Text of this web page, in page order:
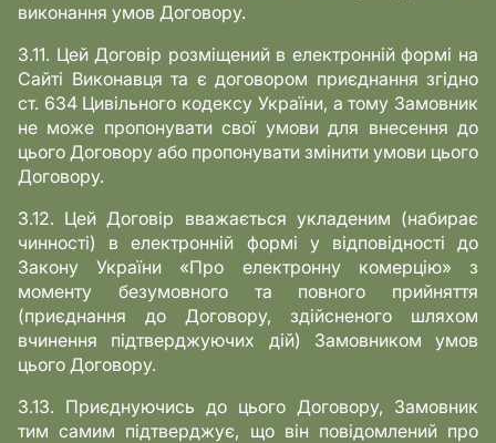
виконання умов Договору.
3.11. Цей Договір розміщений в електронній формі на
Сайті Виконавця та є договором приєднання згідно
ст. 634 Цивільного кодексу України, а тому Замовник
не може пропонувати свої умови для внесення до
цього Договору або пропонувати змінити умови цього
Договору.
3.12. Цей Договір вважається укладеним (набирає
чинності) в електронній формі у відповідності до
Закону України «Про електронну комерцію» з
моменту безумовного та повного прийняття
(приєднання до Договору, здійсненого шляхом
вчинення підтверджуючих дій) Замовником умов
цього Договору.
3.13. Приєднуючись до цього Договору, Замовник
тим самим підтверджує, що він повідомлений про